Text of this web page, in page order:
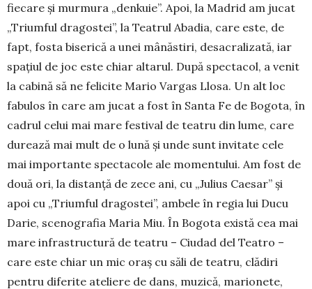
fiecare și murmura „denkuie”. Apoi, la Ma­­drid am jucat
„Triumful dra­gostei”, la Teatrul Abadia, care es­te, de
fapt, fosta biserică a unei mâ­năstiri, desacralizată, iar
spațiul de joc este chiar alta­rul. După spectacol, a venit
la cabină să ne felicite Mario Vargas Llosa. Un alt loc
fabulos în care am jucat a fost în Santa Fe de Bogota, în
cadrul celui mai mare festival de teatru din lume, care
durează mai mult de o lună și unde sunt in­vitate cele
mai importante spectacole ale mo­men­tului. Am fost de
două ori, la distanță de zece ani, cu „Julius Caesar” şi
apoi cu „Trium­ful dragostei”, ambele în regia lui Du­cu
Darie, sce­nografia Maria Miu. În Bogota există cea mai
mare infrastructură de teatru – Ciu­dad del Teatro –
care este chiar un mic oraș cu săli de teatru, clădiri
pen­tru diferite ateliere de dans, mu­zică, marionete,